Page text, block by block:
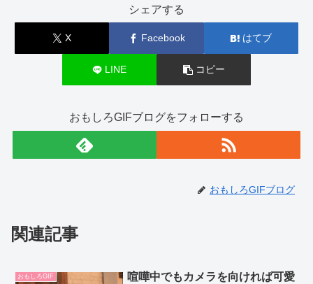
o
o
シェアする
X Facebook はてブ
LINE コピー
おもしろGIFブログをフォローする
おもしろGIFブログ
関連記事
おもしろGIF
喧嘩中でもカメラを向ければ可愛